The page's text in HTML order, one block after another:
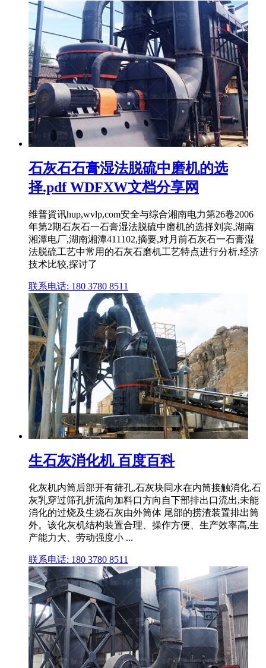
石灰石石膏湿法脱硫中磨机的选
择.pdf WDFXW文档分享网
维普資讯hup,wvlp,com安全与综合湘南电力第26卷2006
年第2期石灰石一石膏湿法脱硫中磨机的选择刘宾,湖南
湘潭电厂,湖南湘潭411102,摘要,对月前石灰石一石膏湿
法脱硫工艺中常用的石灰石磨机工艺特点进行分析,经济
技术比较,探讨了
联系电话: 180 3780 8511
生石灰消化机 百度百科
化灰机内筒后部开有筛孔,石灰块同水在内筒接触消化,石
灰乳穿过筛孔折流向加料口方向自下部排出口流出,未能
消化的过烧及生烧石灰由外筒体 尾部的捞渣装置排出筒
外。该化灰机结构装置合理、操作方便、生产效率高,生
产能力大、劳动强度小 ...
联系电话: 180 3780 8511